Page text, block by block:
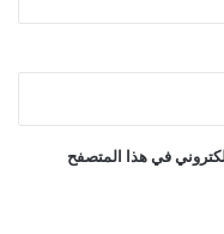
في هذا المتصفح